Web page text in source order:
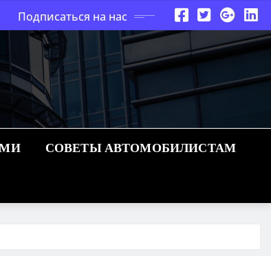
Подписаться на нас
СОВЕТЫ АВТОМОБИЛИСТАМ